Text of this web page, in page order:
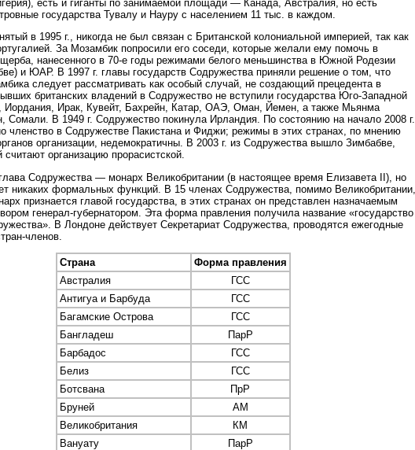
есть и гиганты по занимаемой площади — Канада, Австралия, но есть
государства Тувалу и Науру с населением 11 тыс. в каждом.
в 1995 г., никогда не был связан с Британской колониальной империей, так как
За Мозамбик попросили его соседи, которые желали ему помочь в
нанесенного в 70-е годы режимами белого меньшинства в Южной Родезии
и ЮАР. В 1997 г. главы государств Содружества приняли решение о том, что
следует рассматривать как особый случай, не создающий прецедента в
британских владений в Содружество не вступили государства Юго-Западной
Иордания, Ирак, Кувейт, Бахрейн, Катар, ОАЭ, Оман, Йемен, а также Мьянма
Сомали. В 1949 г. Содружество покинула Ирландия. По состоянию на начало 2008 г.
членство в Содружестве Пакистана и Фиджи; режимы в этих странах, по мнению
организации, недемократичны. В 2003 г. из Содружества вышло Зимбабве,
считают организацию прорасистской.
Содружества — монарх Великобритании (в настоящее время Елизавета II), но
никаких формальных функций. В 15 членах Содружества, помимо Великобритании,
признается главой государства, в этих странах он представлен назначаемым
генерал-губернатором. Эта форма правления получила название «государство
В Лондоне действует Секретариат Содружества, проводятся ежегодные
членов.
Страна
Форма правления
Австралия
ГСС
Антигуа и Барбуда
ГСС
Багамские Острова
ГСС
Бангладеш
ПарР
Барбадос
ГСС
Белиз
ГСС
Ботсвана
ПрР
Бруней
АМ
Великобритания
КМ
Вануату
ПарР